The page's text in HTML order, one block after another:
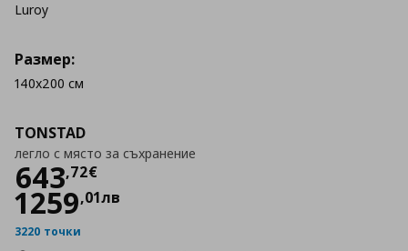
TONSTAD
легло с място за съхранение
643,72€
Цена643,72 €
1259,01лв
3220 точки
Luroy
Размер:
140x200 см